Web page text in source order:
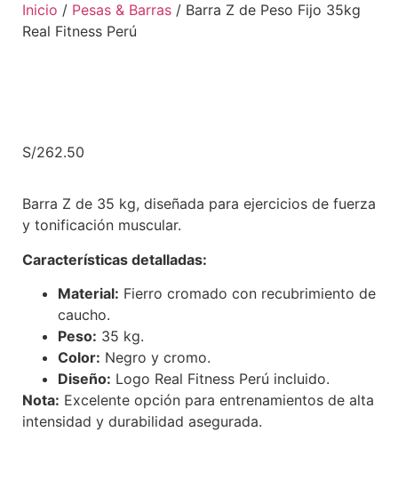
Inicio / Pesas & Barras / Barra Z de Peso Fijo 35kg
Real Fitness Perú
S/262.50
Barra Z de 35 kg, diseñada para ejercicios de fuerza
y tonificación muscular.
Características detalladas:
Material: Fierro cromado con recubrimiento de
caucho.
Peso: 35 kg.
Color: Negro y cromo.
Diseño: Logo Real Fitness Perú incluido.
Nota: Excelente opción para entrenamientos de alta
intensidad y durabilidad asegurada.